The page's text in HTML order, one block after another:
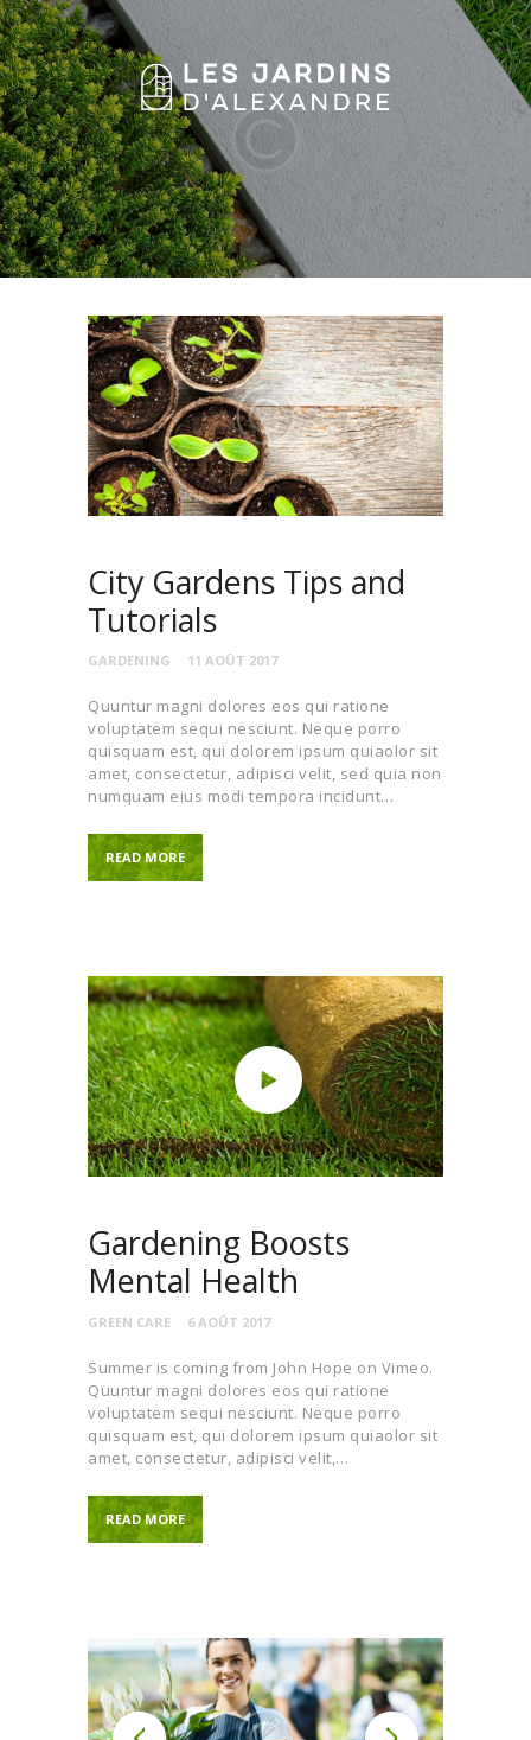
HOME
FEATURES
ABOUT US
SERVICES
BLOG
CONTACTS
City Gardens Tips and
Tutorials
GARDENING 11 AOÛT 2017
Quuntur magni dolores eos qui ratione
voluptatem sequi nesciunt. Neque porro
quisquam est, qui dolorem ipsum quiaolor sit
amet, consectetur, adipisci velit, sed quia non
numquam eius modi tempora incidunt…
READ MORE
Gardening Boosts
Mental Health
GREEN CARE 6 AOÛT 2017
Summer is coming from John Hope on Vimeo.
Quuntur magni dolores eos qui ratione
voluptatem sequi nesciunt. Neque porro
quisquam est, qui dolorem ipsum quiaolor sit
amet, consectetur, adipisci velit,…
READ MORE